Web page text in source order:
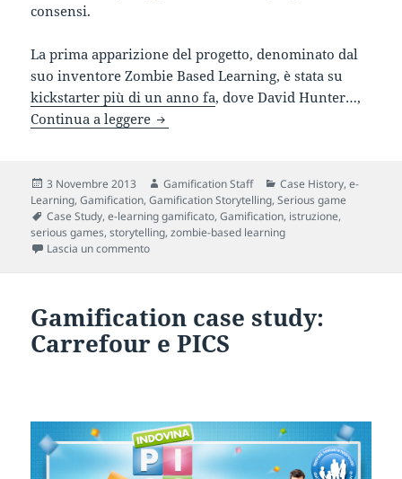
consensi.
La prima apparizione del progetto, denominato dal
suo inventore Zombie Based Learning, è stata su
kickstarter più di un anno fa, dove David Hunter…,
Continua a leggere Zombie-Based Learning Gamification
Scritto
il
3 Novembre 2013 Autore
Gamification Staff Categorie
Case History,e-
Learning,Gamification,Gamification Storytelling,Serious game
Tag
Case Study,e-learning gamificato,Gamification, istruzione,
serious games,storytelling,zombie-based learning
Lascia un commentosu Zombie-Based Learning Gamification case
Gamification case study:
Carrefour e PICS